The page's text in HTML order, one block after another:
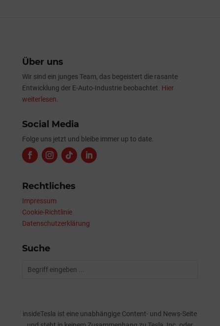
Über uns
Wir sind ein junges Team, das begeistert die rasante
Entwicklung der E-Auto-Industrie beobachtet. Hier
weiterlesen.
Social Media
Folge uns jetzt und bleibe immer up to date.
Rechtliches
Impressum
Cookie-Richtlinie
Datenschutzerklärung
Suche
insideTesla ist eine unabhängige Content- und News-Seite